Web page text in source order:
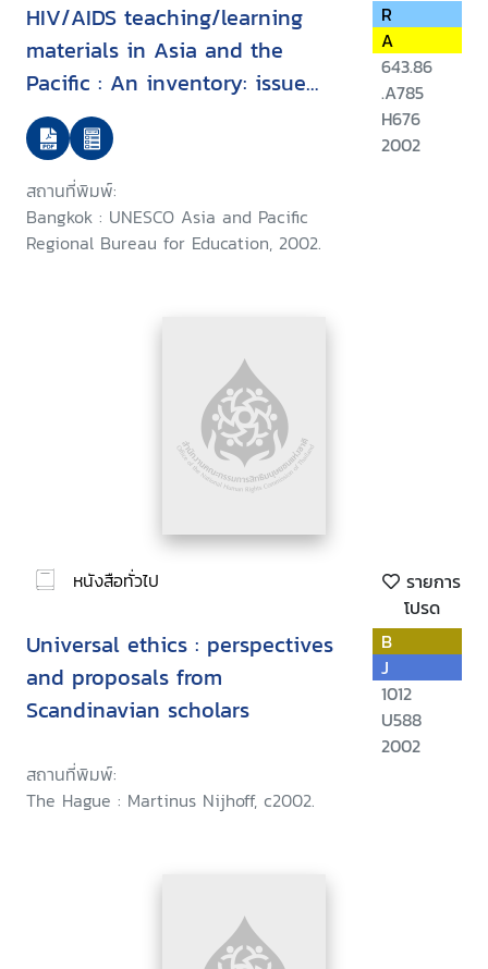
HIV/AIDS teaching/learning
materials in Asia and the
Pacific : An inventory: issue
1,2002
สถานที่พิมพ์:
Bangkok : UNESCO Asia and Pacific
Regional Bureau for Education, 2002.
R
A
643.86
.A785
H676
2002
หนังสือทั่วไป
รายการ
โปรด
Universal ethics : perspectives
and proposals from
Scandinavian scholars
สถานที่พิมพ์:
The Hague : Martinus Nijhoff, c2002.
B
J
1012
U588
2002